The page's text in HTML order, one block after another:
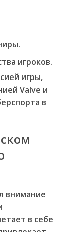
игроков.
игры,
Valve и
в
внимание
в себе